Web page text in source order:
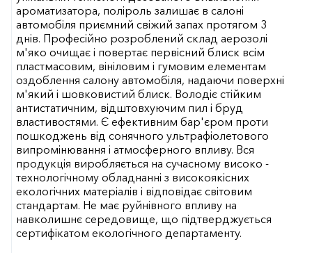
ароматизатора, поліроль залишає в салоні
автомобіля приємний свіжий запах протягом 3
днів. Професійно розроблений склад аерозолі
м'яко очищає і повертає первісний блиск всім
пластмасовим, вініловим і гумовим елементам
оздоблення салону автомобіля, надаючи поверхні
м'який і шовковистий блиск. Володіє стійким
антистатичним, відштовхуючим пил і бруд
властивостями. Є ефективним бар'єром проти
пошкоджень від сонячного ультрафіолетового
випромінювання і атмосферного впливу. Вся
продукція виробляється на сучасному високо -
технологічному обладнанні з високоякісних
екологічних матеріалів і відповідає світовим
стандартам. Не має руйнівного впливу на
навколишнє середовище, що підтверджується
сертифікатом екологічного департаменту.